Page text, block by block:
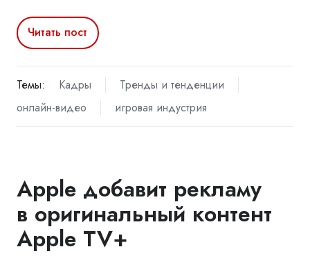
Читать пост
Темы: Кадры
Тренды и тенденции
онлайн-видео
игровая индустрия
Apple добавит рекламу
в оригинальный контент
Apple TV+